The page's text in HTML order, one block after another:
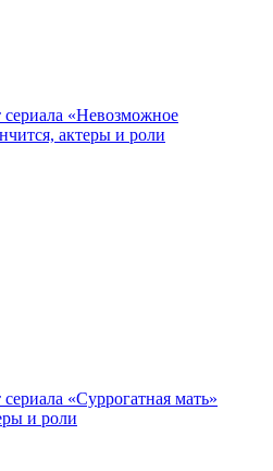
«Невозможное
актеры и роли
«Суррогатная мать»
и роли